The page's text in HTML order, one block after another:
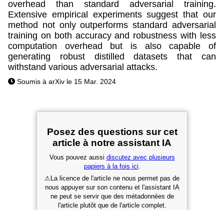
overhead than standard adversarial training.
Extensive empirical experiments suggest that our
method not only outperforms standard adversarial
training on both accuracy and robustness with less
computation overhead but is also capable of
generating robust distilled datasets that can
withstand various adversarial attacks.
Soumis à arXiv le 15 Mar. 2024
Posez des questions sur cet
article à notre assistant IA
Vous pouvez aussi discutez avec plusieurs
papiers à la fois ici.
⚠ La licence de l'article ne nous permet pas de
nous appuyer sur son contenu et l'assistant IA
ne peut se servir que des métadonnées de
l'article plutôt que de l'article complet.